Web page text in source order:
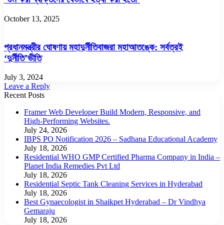
October 13, 2025
প্রধানমন্ত্রীর ঘোষণায় মহাদুর্নীতিবাজরা মহাআতঙ্কে: সর্বত্রই
‘দুর্নীতি’ভীতি
July 3, 2024
Leave a Reply
Recent Posts
Framer Web Developer Build Modern, Responsive, and
High-Performing Websites.
July 24, 2026
IBPS PO Notification 2026 – Sadhana Educational Academy
July 18, 2026
Residential WHO GMP Certified Pharma Company in India –
Planet India Remedies Pvt Ltd
July 18, 2026
Residential Septic Tank Cleaning Services in Hyderabad
July 18, 2026
Best Gynaecologist in Shaikpet Hyderabad – Dr Vindhya
Gemaraju
July 18, 2026